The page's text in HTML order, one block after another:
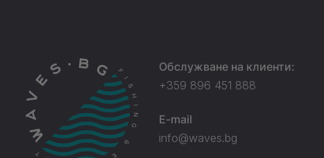
Обслужване на клиенти:
+359 896 451 888
E-mail
info@waves.bg